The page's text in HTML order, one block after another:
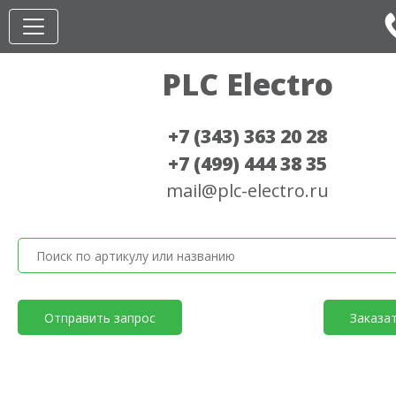
PLC Electro
+7 (343) 363 20 28
+7 (499) 444 38 35
mail@plc-electro.ru
Отправить запрос